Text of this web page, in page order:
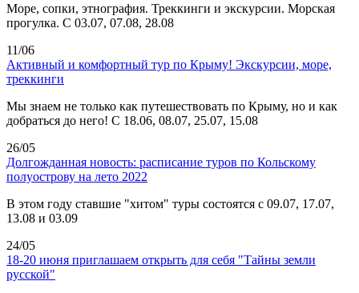
Море, сопки, этнография. Треккинги и экскурсии. Морская
прогулка. С 03.07, 07.08, 28.08
11/06
Активный и комфортный тур по Крыму! Экскурсии, море,
треккинги
Мы знаем не только как путешествовать по Крыму, но и как
добраться до него! С 18.06, 08.07, 25.07, 15.08
26/05
Долгожданная новость: расписание туров по Кольскому
полуострову на лето 2022
В этом году ставшие "хитом" туры состоятся с 09.07, 17.07,
13.08 и 03.09
24/05
18-20 июня приглашаем открыть для себя "Тайны земли
русской"